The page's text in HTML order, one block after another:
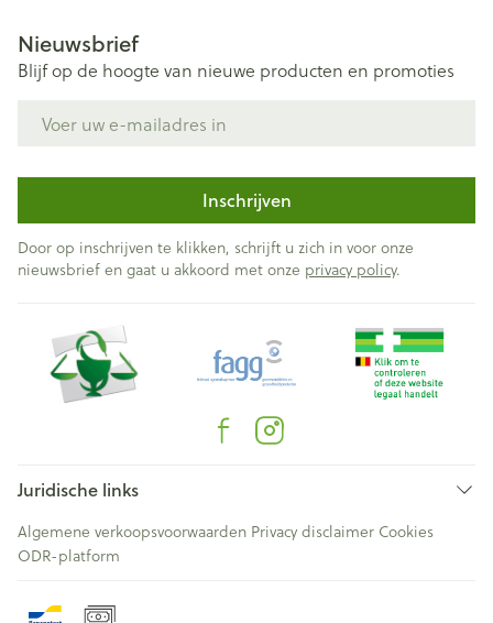
Nieuwsbrief
Blijf op de hoogte van nieuwe producten en promoties
Inschrijven
Door op inschrijven te klikken, schrijft u zich in voor onze
nieuwsbrief en gaat u akkoord met onze privacy policy.
Juridische links
Algemene verkoopsvoorwaarden Privacy disclaimer Cookies
ODR-platform